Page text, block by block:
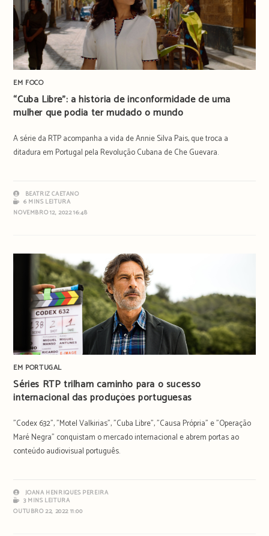
EM FOCO
“Cuba Libre”: a história de inconformidade de uma
mulher que podia ter mudado o mundo
A série da RTP acompanha a vida de Annie Silva Pais, que troca a
ditadura em Portugal pela Revolução Cubana de Che Guevara.
BEATRIZ CAETANO
6 MINS LEITURA
NOVEMBRO 12, 2022 16:48
EM PORTUGAL
Séries RTP trilham caminho para o sucesso
internacional das produções portuguesas
"Codex 632", "Motel Valkirias", "Cuba Libre", "Causa Própria" e "Operação
Maré Negra" conquistam o mercado internacional e abrem portas ao
conteúdo audiovisual português.
JOANA HENRIQUES PEREIRA
3 MINS LEITURA
OUTUBRO 22, 2022 11:00